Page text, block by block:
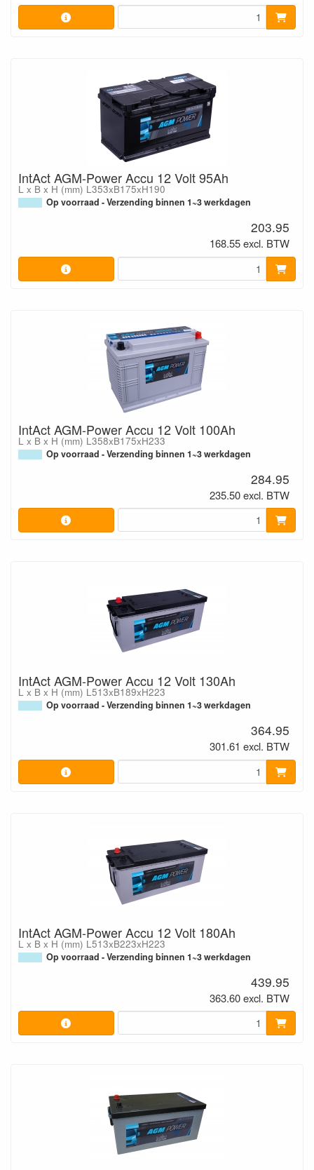
IntAct AGM-Power Accu 12 Volt 95Ah
L x B x H (mm) L353xB175xH190
Op voorraad - Verzending binnen 1~3 werkdagen
203.95
168.55 excl. BTW
IntAct AGM-Power Accu 12 Volt 100Ah
L x B x H (mm) L358xB175xH233
Op voorraad - Verzending binnen 1~3 werkdagen
284.95
235.50 excl. BTW
IntAct AGM-Power Accu 12 Volt 130Ah
L x B x H (mm) L513xB189xH223
Op voorraad - Verzending binnen 1~3 werkdagen
364.95
301.61 excl. BTW
IntAct AGM-Power Accu 12 Volt 180Ah
L x B x H (mm) L513xB223xH223
Op voorraad - Verzending binnen 1~3 werkdagen
439.95
363.60 excl. BTW